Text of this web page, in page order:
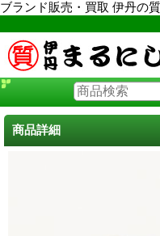
ブランド販売・買取 伊丹の
商品詳細